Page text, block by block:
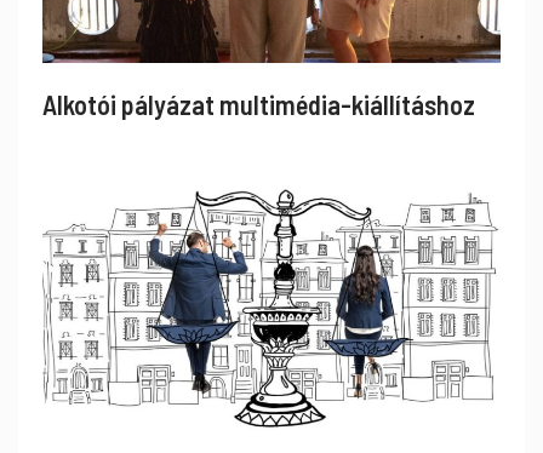
Alkotói pályázat multimédia-kiállításhoz